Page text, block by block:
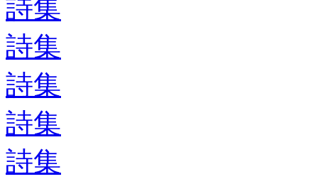
詩集
詩集
詩集
詩集
詩集